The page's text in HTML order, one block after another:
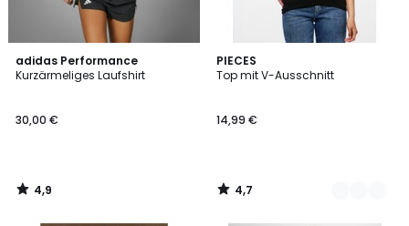
adidas Performance
Kurzärmeliges Laufshirt
30,00 €
4,9
/ 5
4,9
/
PIECES
Top mit V-Ausschnitt
14,99 €
4,7
/ 5
2
Farben
4,7
/